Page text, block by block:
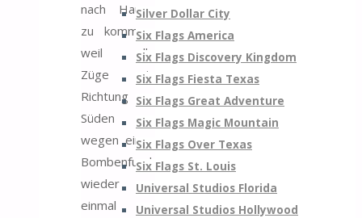
Silver Dollar City
Six Flags America
Six Flags Discovery Kingdom
Six Flags Fiesta Texas
Six Flags Great Adventure
Six Flags Magic Mountain
Six Flags Over Texas
Six Flags St. Louis
Universal Studios Florida
Universal Studios Hollywood
nach Hause
zu kommen,
weil alle
Züge in
Richtung
Süden
wegen eines
Bombenfundes
wieder
einmal